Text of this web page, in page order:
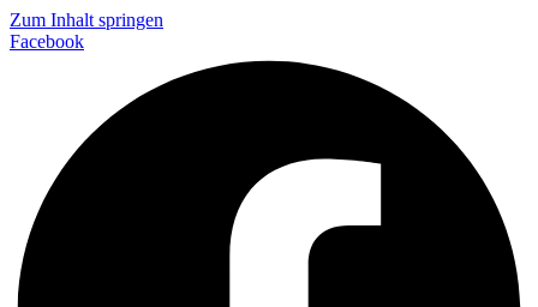
Zum Inhalt springen
Facebook